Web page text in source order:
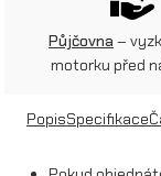
d
Půjčovna –
motorku před
PopisSpecifikace